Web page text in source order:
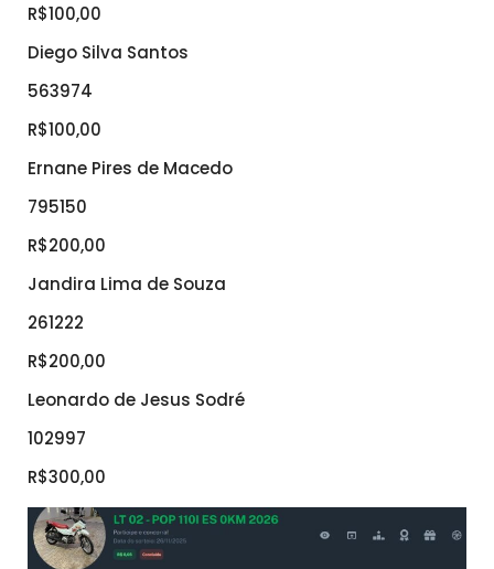
R$100,00
Diego Silva Santos
563974
R$100,00
Ernane Pires de Macedo
795150
R$200,00
Jandira Lima de Souza
261222
R$200,00
Leonardo de Jesus Sodré
102997
R$300,00